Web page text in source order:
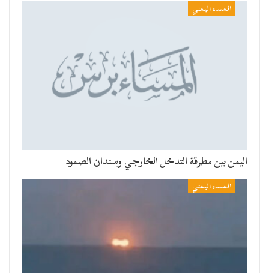
المساء اليمني
اليمن بين مطرقة التدخل الخارجي وسندان الصمود
المساء اليمني